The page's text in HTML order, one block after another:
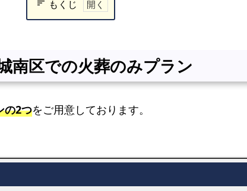
もくじ
福
城
南
区
の
南区での火葬のみプラン
の2つをご用意しております。